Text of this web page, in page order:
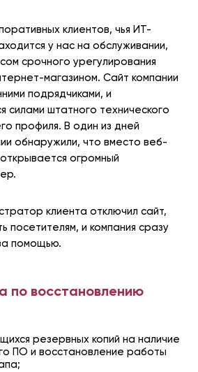
клиентов, чья ИТ-
у нас на обслуживании,
срочного урегулирования
магазином. Сайт компании
подрядчиками, и
силами штатного технического
профиля. В один из дней
обнаружили, что вместо веб-
огромный
клиента отключил сайт,
посетителям, и компания сразу
помощью.
по восстановлению
резервных копий на наличие
ПО и восстановление работы